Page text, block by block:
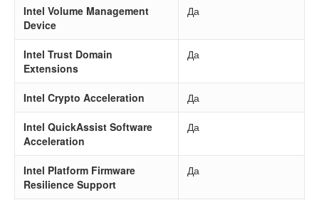
Intel Volume Management
Device
Да
Intel Trust Domain
Extensions
Да
Intel Crypto Acceleration Да
Intel QuickAssist Software
Acceleration
Да
Intel Platform Firmware
Resilience Support
Да